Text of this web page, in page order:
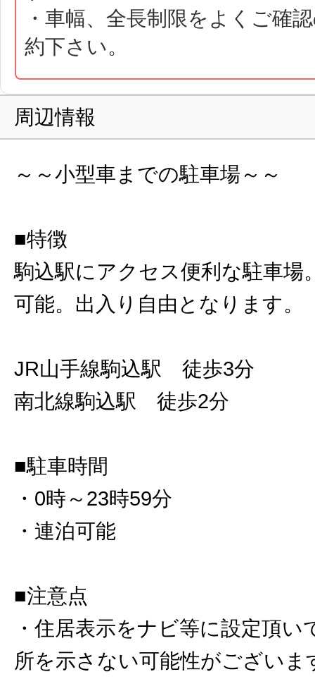
・車幅、全長制限をよくご確
約下さい。
周辺情報
～～小型車までの駐車場～～
■特徴
駒込駅にアクセス便利な駐車場
可能。出入り自由となります。
JR山手線駒込駅 徒歩3分
南北線駒込駅 徒歩2分
■駐車時間
・0時～23時59分
・連泊可能
■注意点
・住居表示をナビ等に設定頂い
所を示さない可能性がございま